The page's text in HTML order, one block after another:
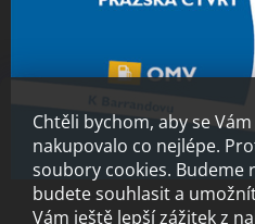
Chtěli bychom, aby se
nakupovalo co nejlépe.
soubory cookies. Budeme
budete souhlasit a
Vám ještě lepší zážitek z